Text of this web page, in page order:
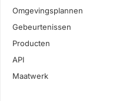
Omgevingsplannen
Gebeurtenissen
Producten
API
Maatwerk